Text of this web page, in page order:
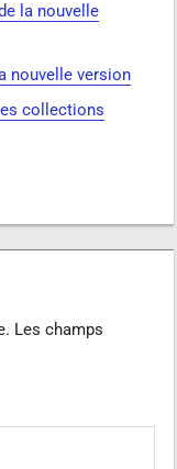
la nouvelle
nouvelle version
collections
Les champs